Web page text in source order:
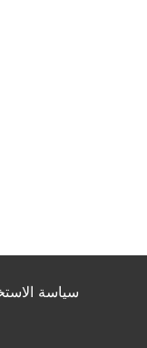
سياسة